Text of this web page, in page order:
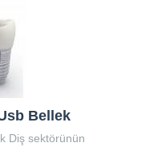
Bellek
Diş sektörünün